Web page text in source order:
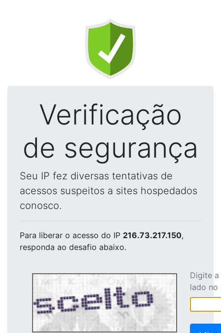
Verificação
de segurança
Seu IP fez diversas tentativas de
acessos suspeitos a sites hospedados
conosco.
Para liberar o acesso do IP 216.73.217.150,
responda ao desafio abaixo.
Digite
lado no